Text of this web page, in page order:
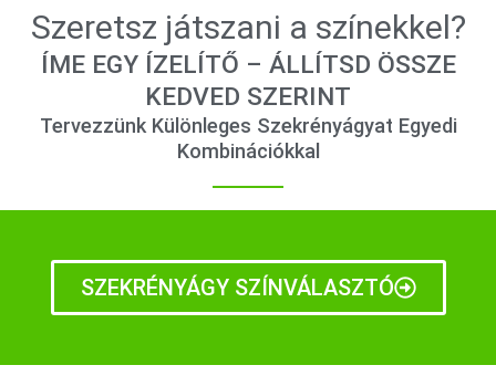
Szeretsz játszani a színekkel?
ÍME EGY ÍZELÍTŐ – ÁLLÍTSD ÖSSZE
KEDVED SZERINT
Tervezzünk Különleges Szekrényágyat Egyedi
Kombinációkkal
SZEKRÉNYÁGY SZÍNVÁLASZTÓ